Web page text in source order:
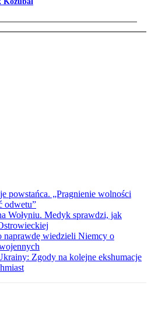
powstańca. „Pragnienie wolności
odwetu”
Wołyniu. Medyk sprawdzi, jak
naprawdę wiedzieli Niemcy o
Zgody na kolejne ekshumacje